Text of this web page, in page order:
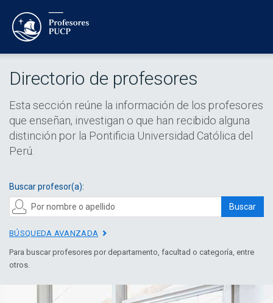
Directorio de profesores
Esta sección reúne la información de los profesores
que enseñan, investigan o que han recibido alguna
distinción por la Pontificia Universidad Católica del
Perú.
Buscar profesor(a):
Buscar
BÚSQUEDA AVANZADA
Para buscar profesores por departamento, facultad o categoría, entre
otros.